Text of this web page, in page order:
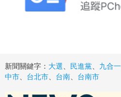
新聞關鍵字： 大選 民進黨 九合一
中市
台北市 台南 台南市